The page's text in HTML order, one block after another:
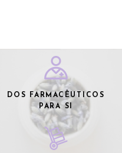
DOS FARMACÊUTICOS
PARA SI